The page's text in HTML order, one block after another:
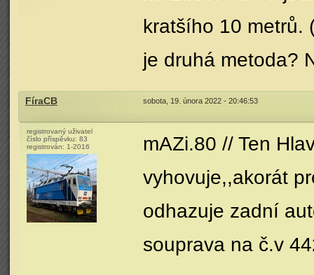
kratšího 10 metrů.
je druhá metoda?
FíraCB sobota, 19. února 2022 - 20:46:53
registrovaný uživatel
číslo příspěvku: 83
registrován: 1-2016
mAZi.80 // Ten
vyhovuje,,akorát
odhazuje zadní
souprava na č.v